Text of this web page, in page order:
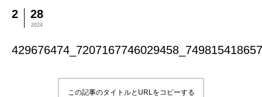
2 28
2024
この記事のタイトルとURLをコピーする